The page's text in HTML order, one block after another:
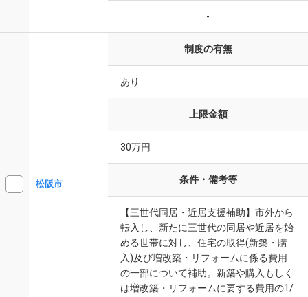
-
松阪市
制度の有無
あり
上限金額
30万円
条件・備考等
【三世代同居・近居支援補助】市外から
転入し、新たに三世代の同居や近居を始
める世帯に対し、住宅の取得(新築・購
入)及び増改築・リフォームに係る費用
の一部について補助。新築や購入もしく
は増改築・リフォームに要する費用の1/